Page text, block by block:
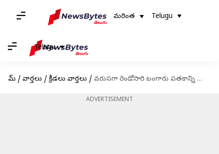
మరింత Telugu
Telugu
హోమ్ / వార్తలు / క్రీడలు వార్తలు / వరుసగా రెండోసారి బంగారు పతకాన్ని ముద్దాడిన తేజింద‌ర్‌పాల్ సింగ్
ADVERTISEMENT